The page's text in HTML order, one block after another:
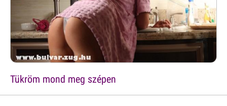
Tükröm mond meg szépen